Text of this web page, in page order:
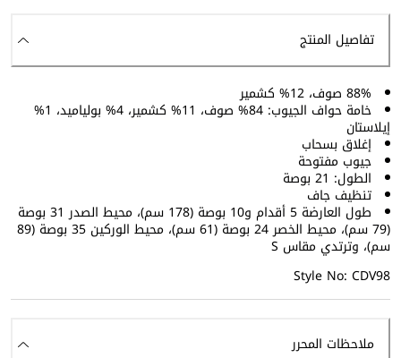
تفاصيل المنتج
88% صوف، 12% كشمير
خامة حواف الجيوب: 84% صوف، 11% كشمير، 4% بولياميد، 1%
إيلاستان
إغلاق بسحاب
جيوب مفتوحة
الطول: 21 بوصة
تنظيف جاف
طول العارضة 5 أقدام و10 بوصة (178 سم)، محيط الصدر 31 بوصة
(79 سم)، محيط الخصر 24 بوصة (61 سم)، محيط الوركين 35 بوصة (89
سم)، وترتدي مقاس S
Style No: CDV98
ملاحظات المحرر